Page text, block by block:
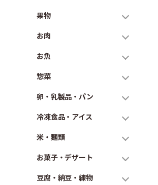
果物
お肉
お魚
惣菜
卵・乳製品・パン
冷凍食品・アイス
米・麺類
お菓子・デザート
豆腐・納豆・練物